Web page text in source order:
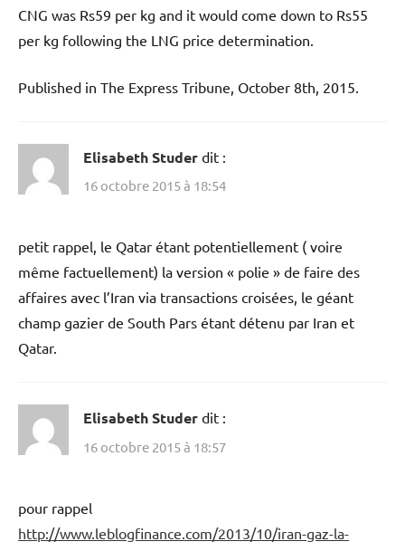
CNG was Rs59 per kg and it would come down to Rs55
per kg following the LNG price determination.
Published in The Express Tribune, October 8th, 2015.
Elisabeth Studer dit :
16 octobre 2015 à 18:54
petit rappel, le Qatar étant potentiellement ( voire
même factuellement) la version « polie » de faire des
affaires avec l’Iran via transactions croisées, le géant
champ gazier de South Pars étant détenu par Iran et
Qatar.
Elisabeth Studer dit :
16 octobre 2015 à 18:57
pour rappel
http://www.leblogfinance.com/2013/10/iran-gaz-la-